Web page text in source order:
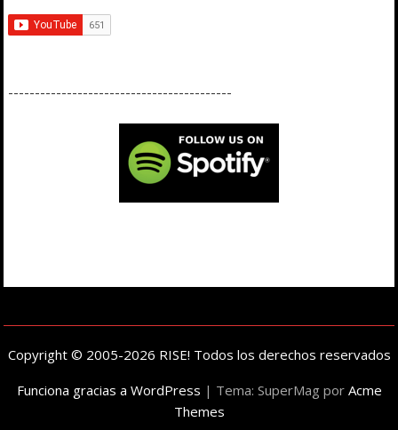
------------------------------------------
Copyright © 2005-2026 RISE! Todos los derechos reservados
Funciona gracias a WordPress | Tema: SuperMag por Acme
Themes